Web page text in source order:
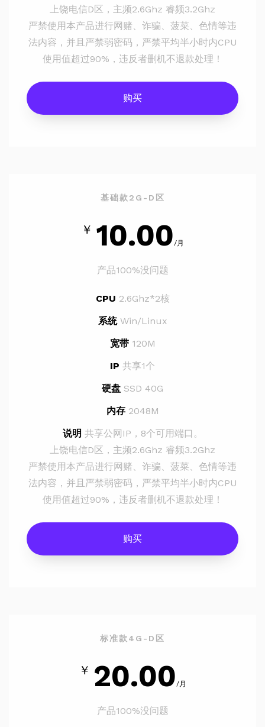
上饶电信D区，主频2.6Ghz 睿频3.2Ghz
严禁使用本产品进行网赌、诈骗、菠菜、色情等违
法内容，并且严禁弱密码，严禁平均半小时内CPU
使用值超过90%，违反者删机不退款处理！
购买
基础款2G-D区
￥ 10.00/月
产品100%没问题
CPU 2.6Ghz*2核
系统Win/Linux
宽带120M
IP 共享1个
硬盘 SSD 40G
内存2048M
说明 共享公网IP，8个可用端口。
上饶电信D区，主频2.6Ghz 睿频3.2Ghz
严禁使用本产品进行网赌、诈骗、菠菜、色情等违
法内容，并且严禁弱密码，严禁平均半小时内CPU
使用值超过90%，违反者删机不退款处理！
购买
标准款4G-D区
￥ 20.00/月
产品100%没问题